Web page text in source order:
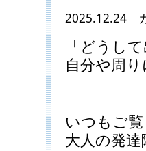
2025.12.24
「どうし
自分や周
いつもご
大人の発